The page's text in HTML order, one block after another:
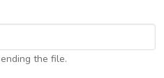
the file.